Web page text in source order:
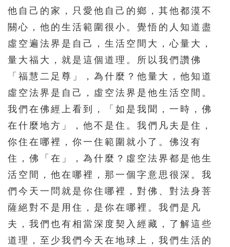
他自己的家，只愛他自己的鄉，其他都漠不
關心，他的生活範圍很小。覺悟的人知道盡
虛空遍法界是自己，生活空間大，心量大，
量大福大，就是這個道理。所以我們讚佛
「福慧二足尊」，為什麼？他量大，他知道
虛空法界是自己，虛空法界是他生活空間。
我們在佛經上看到，「如是我聞，一時，佛
在什麼地方」，他不是住。我們凡夫是住，
你住在哪裡，你一住範圍就小了。佛沒有
住，佛「在」，為什麼？虛空法界都是他生
活空間，他在哪裡，那一個字意思很深。我
們今天一問就是你住哪裡，對佛、對法身菩
薩絕對不是用住，是你在哪裡。我們是凡
夫，我們也有相當深度契入經藏，了解這些
道理，至少我們今天在地球上，我們生活的